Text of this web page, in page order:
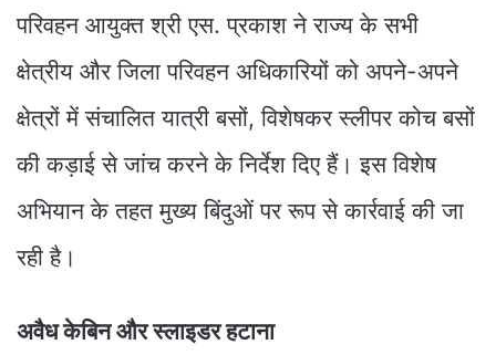
परिवहन आयुक्त श्री एस. प्रकाश ने राज्य के सभी
क्षेत्रीय और जिला परिवहन अधिकारियों को अपने-अपने
क्षेत्रों में संचालित यात्री बसों, विशेषकर स्लीपर कोच बसों
की कड़ाई से जांच करने के निर्देश दिए हैं। इस विशेष
अभियान के तहत मुख्य बिंदुओं पर रूप से कार्रवाई की जा
रही है।
अवैध केबिन और स्लाइडर हटाना